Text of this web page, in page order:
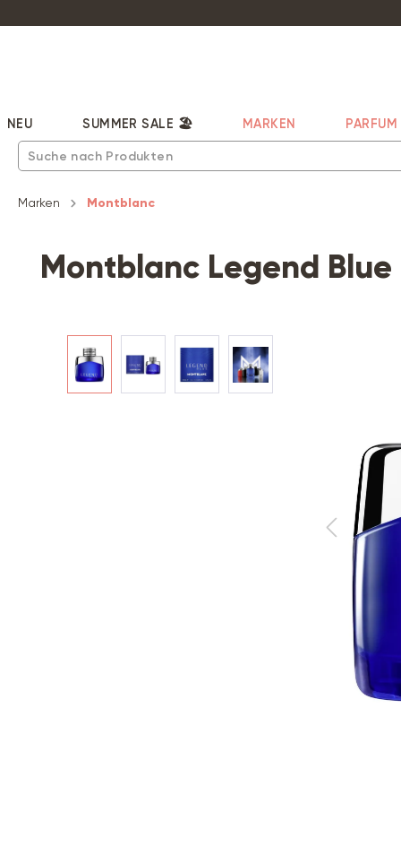
NEU SUMMER SALE 🏖️ MARKEN PARFUM
Marken Montblanc
Montblanc Legend Blue